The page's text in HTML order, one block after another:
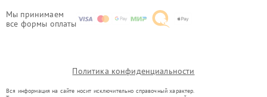
Мы принимаем
все формы оплаты
Политика конфиденциальности
Вся информация на сайте носит исключительно справочный характер.